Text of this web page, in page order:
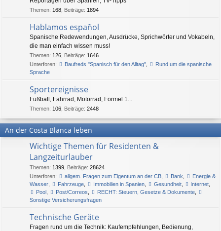
Themen: 168 Beiträge: 1894
Hablamos español
Spanische Redewendungen, Ausdrücke, Sprichwörter und Vokabeln,
die man einfach wissen muss!
Themen: 126 Beiträge: 1646
Unterforen:
Baufreds "Spanisch für den Alltag",
Rund um die spanische
Sprache
Sportereignisse
Fußball, Fahrrad, Motorrad, Formel 1...
Themen: 106 Beiträge: 2448
An der Costa Blanca leben
Wichtige Themen für Residenten &
Langzeiturlauber
Themen: 1399 Beiträge: 28624
Unterforen:
allgem. Fragen zum Eigentum an der CB, Bank
Energie &
Wasser
Fahrzeuge, Immobilien in Spanien, Gesundheit, Internet
Pool, Post/Correos RECHT: Steuern, Gesetze & Dokumente,
Sonstige Versicherungsfragen
Technische Geräte
Fragen rund um die Technik: Kaufempfehlungen, Bedienung,